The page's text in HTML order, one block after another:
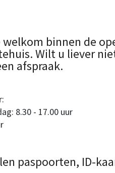
welkom binnen de
Wilt u liever
afspraak.
8.30 - 17.00 uur
paspoorten, ID-